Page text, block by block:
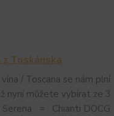
z Toskánska
/ Toscana se nám plní
nyní můžete vybírat ze 3
Serena = Chianti DOCG